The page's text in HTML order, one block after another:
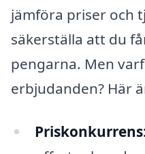
jämföra priser och
säkerställa att du
pengarna. Men
erbjudanden? Här